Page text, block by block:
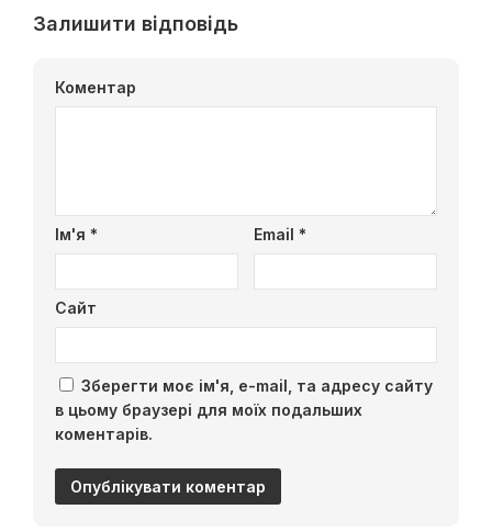
Залишити відповідь
Коментар
Ім'я * Email *
Сайт
Зберегти моє ім'я, e-mail, та адресу сайту
в цьому браузері для моїх подальших
коментарів.